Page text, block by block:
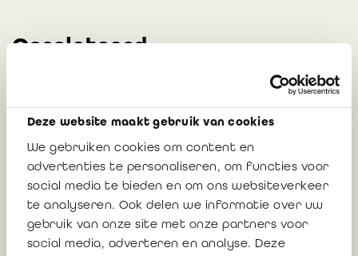
Deze website maakt gebruik van cookies
We gebruiken cookies om content en
advertenties te personaliseren, om functies voor
social media te bieden en om ons websiteverkeer
te analyseren. Ook delen we informatie over uw
gebruik van onze site met onze partners voor
social media, adverteren en analyse. Deze
Gerelateerd
IREFI Notice 2026/05: Update model
reports prudential reporting 30 June
2026
23 juli 2026